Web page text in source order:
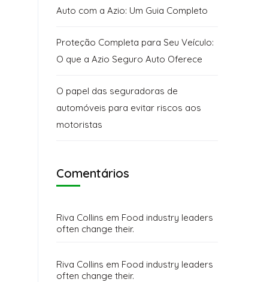
Auto com a Azio: Um Guia Completo
Proteção Completa para Seu Veículo:
O que a Azio Seguro Auto Oferece
O papel das seguradoras de
automóveis para evitar riscos aos
motoristas
Comentários
Riva Collins em Food industry leaders
often change their.
Riva Collins em Food industry leaders
often change their.